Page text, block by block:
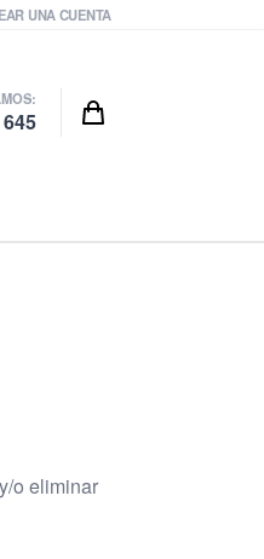
UNA CUENTA
Cart
o eliminar